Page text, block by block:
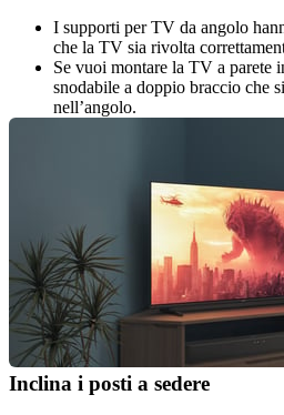
I supporti per TV da angolo
che la TV sia rivolta
Se vuoi montare la TV a parete
snodabile a doppio braccio che
nell’angolo.
Inclina i posti a sedere